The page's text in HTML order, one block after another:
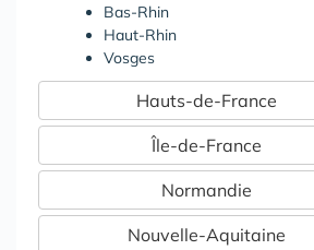
Bas-Rhin
Haut-Rhin
Vosges
Hauts-de-France
Île-de-France
Normandie
Nouvelle-Aquitaine